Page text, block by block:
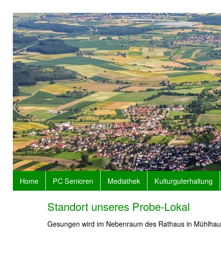
Home PC Senioren Mediathek Kulturguterhaltung
Standort unseres Probe-Lokal
Gesungen wird im Nebenraum des Rathaus in